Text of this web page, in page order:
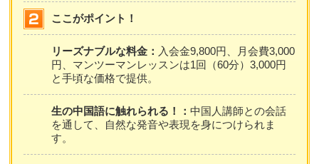
ここがポイント！
リーズナブルな料金： 入会金9,800円、月会費3,000
円、マンツーマンレッスンは1回（60分）3,000円
と手頃な価格で提供。
生の中国語に触れられる！：中国人講師との会話
を通して、自然な発音や表現を身につけられま
す。